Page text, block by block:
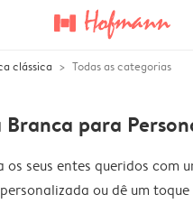
clássica Todas as categorias
Branca para
os seus entes queridos com
ou dê um toque